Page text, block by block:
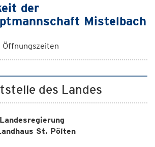
der
Mistelbach
des Landes
St. Pölten